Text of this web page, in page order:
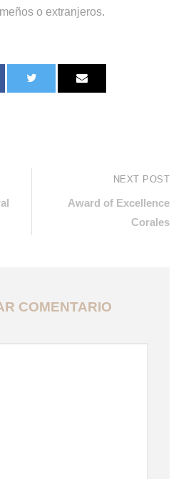
o extranjeros.
NEXT POST
Award of Excellence
Corales
COMENTARIO